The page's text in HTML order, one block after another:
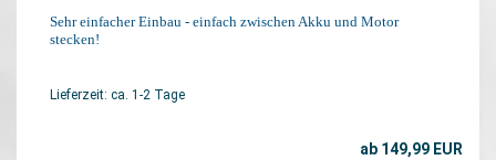
Sehr einfacher Einbau - einfach zwischen Akku und Motor
stecken!
Lieferzeit: ca. 1-2 Tage
ab 149,99 EUR